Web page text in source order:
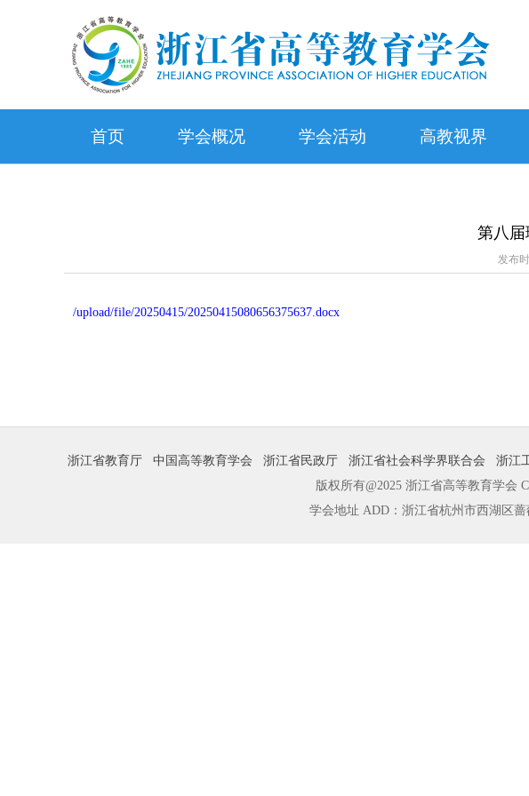
首页 学会概况 学会活动 高教视界
第八
发布
/upload/file/20250415/20250415080656375637.docx
浙江省教育厅 中国高等教育学会 浙江省民政厅 浙江省社会科学界联合会 浙江
版权所有@2025 浙江省高等教育学会
学会地址 ADD：浙江省杭州市西湖区